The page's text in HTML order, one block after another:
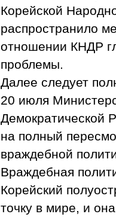
Корейской
распространило
отношении КНДР
проблемы.
Далее следует
20 июля
Демократической
на полный
враждебной
Враждебная
Корейский
точку в мире, и